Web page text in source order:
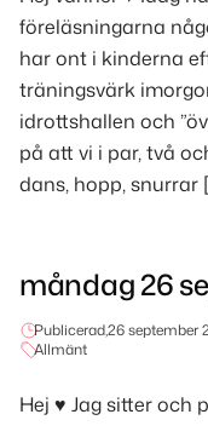
föreläsningarna
har ont i kinderna
träningsvärk
idrottshallen och
på att vi i par, två
dans, hopp, snurrar
måndag 26
Publicerad,26 september
Allmänt
Hej ♥ Jag sitter och